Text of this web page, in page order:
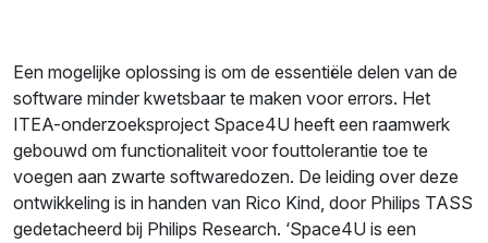
Een mogelijke oplossing is om de essentiële delen van de
software minder kwetsbaar te maken voor errors. Het
ITEA-onderzoeksproject Space4U heeft een raamwerk
gebouwd om functionaliteit voor fouttolerantie toe te
voegen aan zwarte softwaredozen. De leiding over deze
ontwikkeling is in handen van Rico Kind, door Philips TASS
gedetacheerd bij Philips Research. ‘Space4U is een